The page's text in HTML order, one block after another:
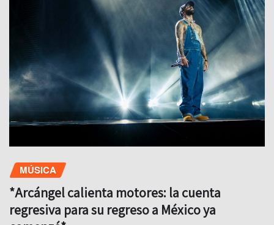
MÚSICA
*Arcángel calienta motores: la cuenta
regresiva para su regreso a México ya